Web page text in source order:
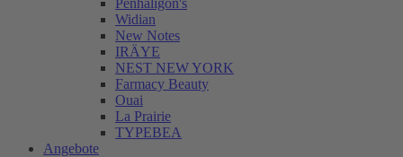
Penhaligon's
Widian
New Notes
IRÄYE
NEST NEW YORK
Farmacy Beauty
Ouai
La Prairie
TYPEBEA
Angebote